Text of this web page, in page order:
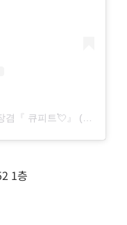
1층